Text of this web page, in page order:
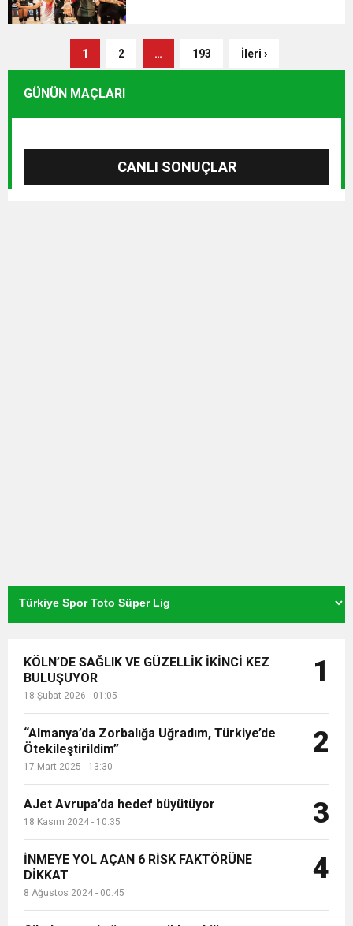
1 2 … 193 İleri ›
GÜNÜN MAÇLARI
CANLI SONUÇLAR
KÖLN’DE SAĞLIK VE GÜZELLİK İKİNCİ KEZ
BULUŞUYOR
18 Şubat 2026 - 01:05
1
“Almanya’da Zorbalığa Uğradım, Türkiye’de
Ötekileştirildim”
17 Mart 2025 - 13:30
2
AJet Avrupa’da hedef büyütüyor
18 Kasım 2024 - 10:35 3
İNMEYE YOL AÇAN 6 RİSK FAKTÖRÜNE
DİKKAT
8 Ağustos 2024 - 00:45
4